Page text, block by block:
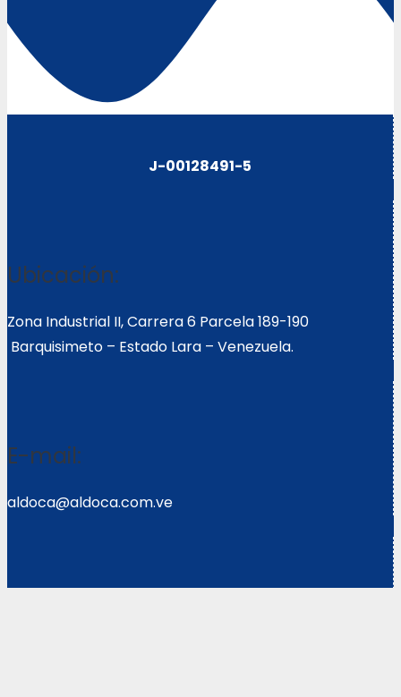
J-00128491-5
Ubicación:
Zona Industrial II, Carrera 6 Parcela 189-190
Barquisimeto – Estado Lara – Venezuela.
E-mail:
aldoca@aldoca.com.ve